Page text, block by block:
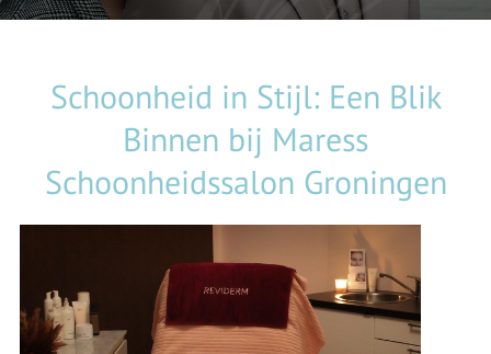
Schoonheid in Stijl: Een Blik
Binnen bij Maress
Schoonheidssalon Groningen